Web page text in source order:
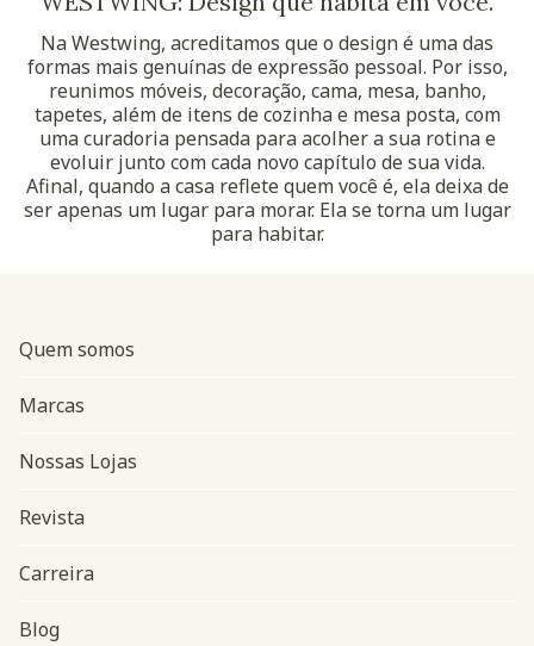
Na Westwing, acreditamos que o design é uma das
formas mais genuínas de expressão pessoal. Por isso,
reunimos móveis, decoração, cama, mesa, banho,
tapetes, além de itens de cozinha e mesa posta, com
uma curadoria pensada para acolher a sua rotina e
evoluir junto com cada novo capítulo de sua vida.
Afinal, quando a casa reflete quem você é, ela deixa de
ser apenas um lugar para morar. Ela se torna um lugar
para habitar.
Navegação do rodapé
Quem somos
Marcas
Nossas Lojas
Revista
Carreira
Blog